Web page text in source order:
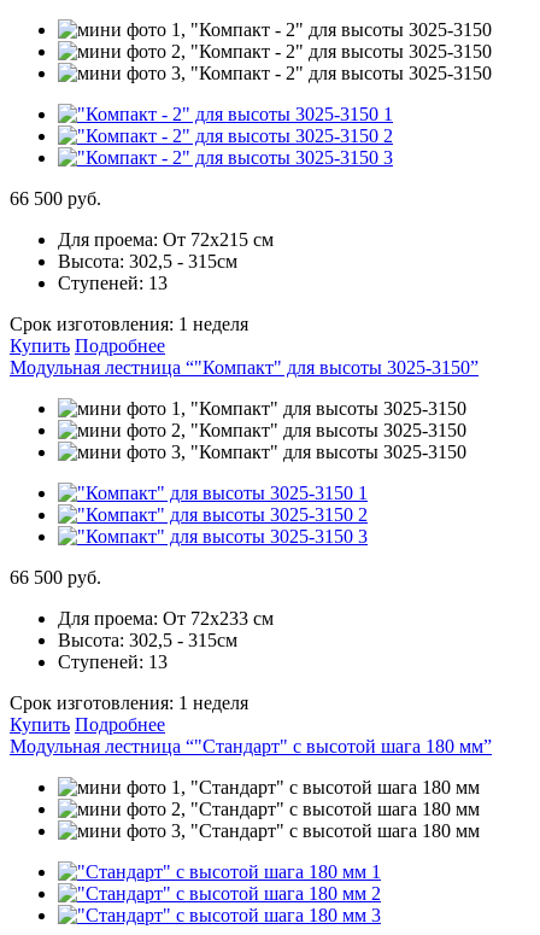
66 500 руб.
Для проема: От 72х215 см
Высота: 302,5 - 315см
Ступеней: 13
Срок изготовления: 1 неделя
Купить Подробнее
Модульная лестница “"Компакт" для высоты 3025-3150”
66 500 руб.
Для проема: От 72х233 см
Высота: 302,5 - 315см
Ступеней: 13
Срок изготовления: 1 неделя
Купить Подробнее
Модульная лестница “"Стандарт" с высотой шага 180 мм”